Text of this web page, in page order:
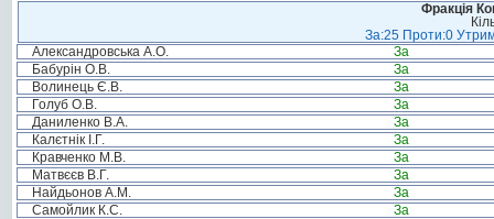
Фракція
За:25 Проти:0
Александровська А.О.
За
Бабурін О.В.
За
Волинець Є.В.
За
Голуб О.В.
За
Даниленко В.А.
За
Калєтнік І.Г.
За
Кравченко М.В.
За
Матвєєв В.Г.
За
Найдьонов А.М.
За
Самойлик К.С.
За